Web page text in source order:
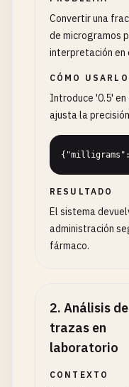
Convertir una
de microgramos
interpretación en
CÓMO USARLO
Introduce '0.5'
ajusta la
RESULTADO
El sistema
administración
fármaco.
2. Análisis de
trazas en
laboratorio
CONTEXTO